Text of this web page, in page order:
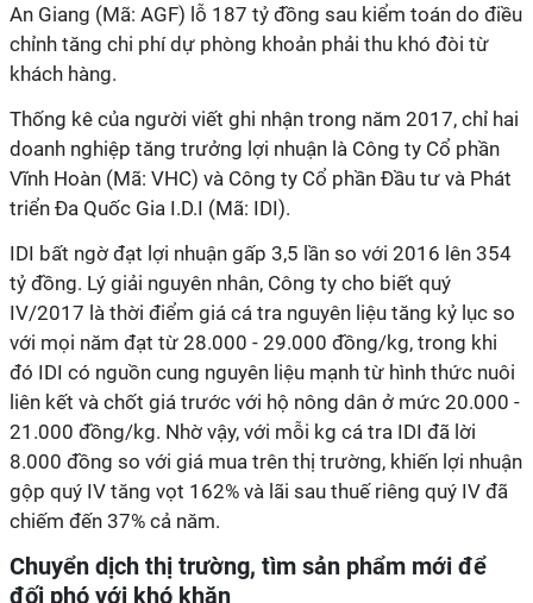
An Giang (Mã: AGF) lỗ 187 tỷ đồng sau kiểm toán do điều
chỉnh tăng chi phí dự phòng khoản phải thu khó đòi từ
khách hàng.
Thống kê của người viết ghi nhận trong năm 2017, chỉ hai
doanh nghiệp tăng trưởng lợi nhuận là Công ty Cổ phần
Vĩnh Hoàn (Mã: VHC) và Công ty Cổ phần Đầu tư và Phát
triển Đa Quốc Gia I.D.I (Mã: IDI).
IDI bất ngờ đạt lợi nhuận gấp 3,5 lần so với 2016 lên 354
tỷ đồng. Lý giải nguyên nhân, Công ty cho biết quý
IV/2017 là thời điểm giá cá tra nguyên liệu tăng kỷ lục so
với mọi năm đạt từ 28.000 - 29.000 đồng/kg, trong khi
đó IDI có nguồn cung nguyên liệu mạnh từ hình thức nuôi
liên kết và chốt giá trước với hộ nông dân ở mức 20.000 -
21.000 đồng/kg. Nhờ vậy, với mỗi kg cá tra IDI đã lời
8.000 đồng so với giá mua trên thị trường, khiến lợi nhuận
gộp quý IV tăng vọt 162% và lãi sau thuế riêng quý IV đã
chiếm đến 37% cả năm.
Chuyển dịch thị trường, tìm sản phẩm mới để
đối phó với khó khăn